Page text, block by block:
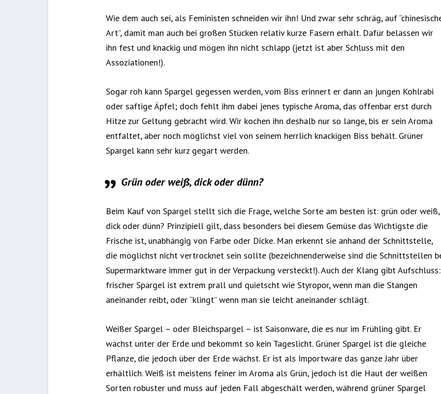
Wie dem auch sei, als Feministen schneiden wir ihn! Und zwar sehr schräg, auf
Art”, damit man auch bei großen Stücken relativ kurze Fasern erhält. Dafür belassen wir
ihn fest und knackig und mögen ihn nicht schlapp (jetzt ist aber Schluss mit den
Assoziationen!).
Sogar roh kann Spargel gegessen werden, vom Biss erinnert er dann an jungen Kohlrabi
oder saftige Äpfel; doch fehlt ihm dabei jenes typische Aroma, das offenbar erst durch
Hitze zur Geltung gebracht wird. Wir kochen ihn deshalb nur so lange, bis er sein Aroma
entfaltet, aber noch möglichst viel von seinem herrlich knackigen Biss behält. Grüner
Spargel kann sehr kurz gegart werden.
Grün oder weiß, dick oder dünn?
Beim Kauf von Spargel stellt sich die Frage, welche Sorte am besten ist: grün oder weiß,
dick oder dünn? Prinzipiell gilt, dass besonders bei diesem Gemüse das Wichtigste die
Frische ist, unabhängig von Farbe oder Dicke. Man erkennt sie anhand der Schnittstelle,
die möglichst nicht vertrocknet sein sollte (bezeichnenderweise sind die Schnittstellen
Supermarktware immer gut in der Verpackung versteckt!). Auch der Klang gibt Aufschluss:
frischer Spargel ist extrem prall und quietscht wie Styropor, wenn man die Stangen
aneinander reibt, oder “klingt” wenn man sie leicht aneinander schlägt.
Weißer Spargel – oder Bleichspargel – ist Saisonware, die es nur im Frühling gibt. Er
wächst unter der Erde und bekommt so kein Tageslicht. Grüner Spargel ist die gleiche
Pflanze, die jedoch über der Erde wächst. Er ist als Importware das ganze Jahr über
erhältlich. Weiß ist meistens feiner im Aroma als Grün, jedoch ist die Haut der weißen
Sorten robuster und muss auf jeden Fall abgeschält werden, während grüner Spargel